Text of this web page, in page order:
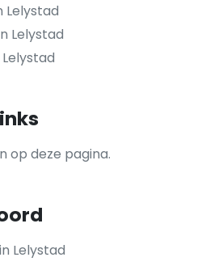
Lelystad
Lelystad
op deze pagina.
Lelystad